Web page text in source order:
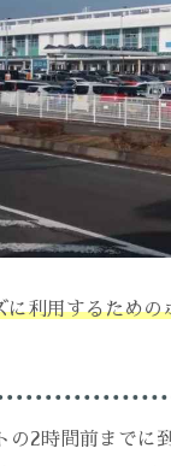
に利用するための
の2時間前までに